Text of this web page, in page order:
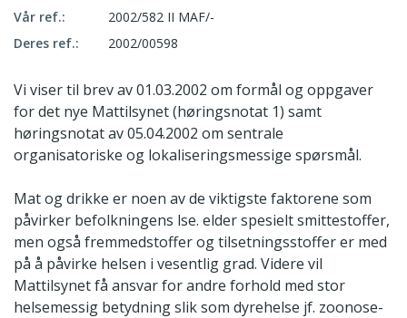
Vår ref.:
2002/582 II MAF/-
Deres ref.:
2002/00598
Vi viser til brev av 01.03.2002 om formål og oppgaver
for det nye Mattilsynet (høringsnotat 1) samt
høringsnotat av 05.04.2002 om sentrale
organisatoriske og lokaliseringsmessige spørsmål.
Mat og drikke er noen av de viktigste faktorene som
påvirker befolkningens lse. elder spesielt smittestoffer,
men også fremmedstoffer og tilsetningsstoffer er med
på å påvirke helsen i vesentlig grad. Videre vil
Mattilsynet få ansvar for andre forhold med stor
helsemessig betydning slik som dyrehelse jf. zoonose-